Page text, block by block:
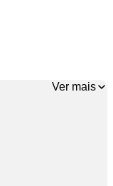
Ver mais